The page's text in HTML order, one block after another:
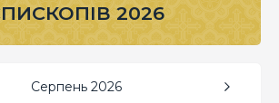
2026
Серпень 2026